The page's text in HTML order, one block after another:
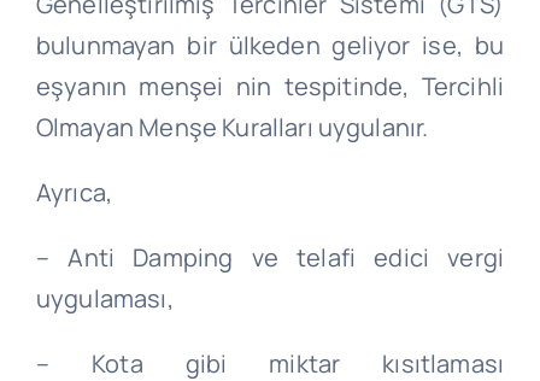
bulunmayan bir ülkeden geliyor ise, bu
eşyanın menşei nin tespitinde, Tercihli
Olmayan Menşe Kuralları uygulanır.
Ayrıca,
– Anti Damping ve telafi edici vergi
uygulaması,
– Kota gibi miktar kısıtlaması